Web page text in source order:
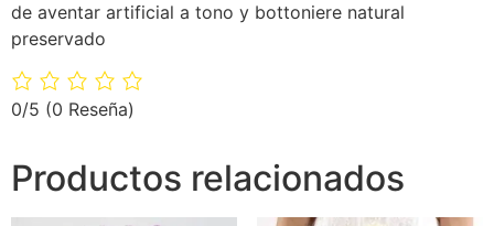
de aventar artificial a tono y bottoniere natural
preservado
0/5 (0 Reseña)
Productos relacionados